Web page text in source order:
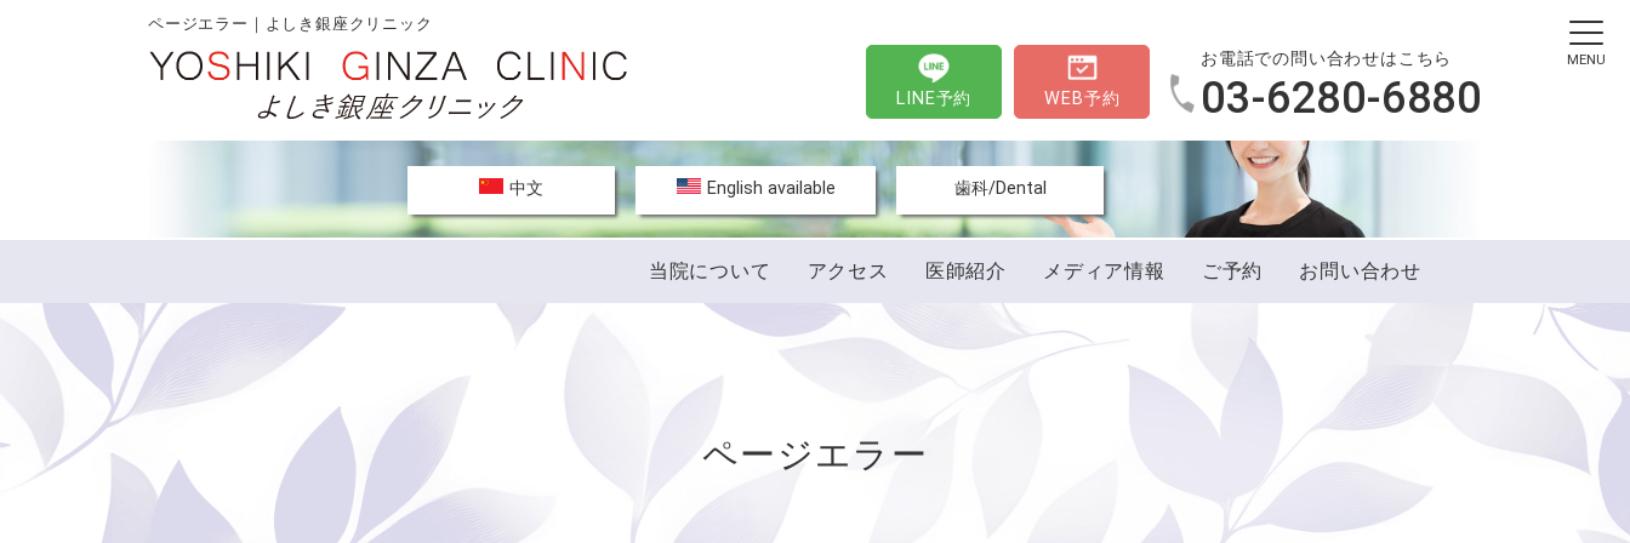
ページエラー｜よしき銀座クリニック
LINE予約 WEB予約
お電話での問い合わせはこちら
03-6280-6880
中文 English available 歯科/Dental
当院について アクセス 医師紹介 メディア情報 ご予約 お問い合わせ
ページエラー
MENU